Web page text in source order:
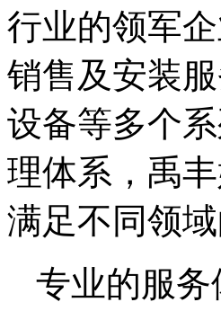
行业的领军
销售及安装
设备等多个
理体系，禹
满足不同领
专业的服